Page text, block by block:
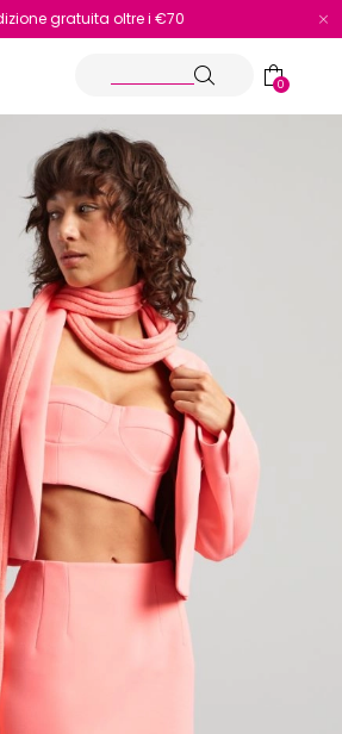
Reso facile e veloce
gratuita oltre i €70
0